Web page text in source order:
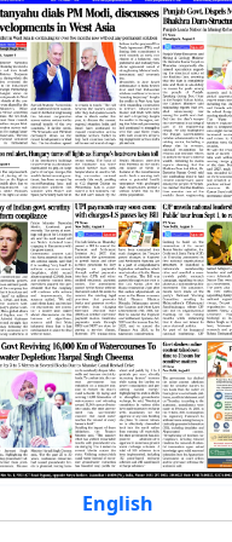
English